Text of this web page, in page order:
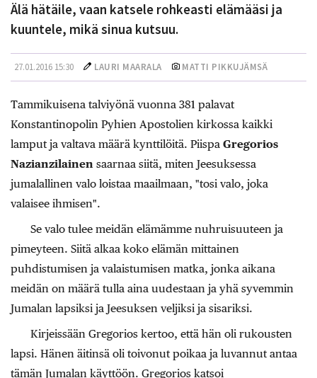
Älä hätäile, vaan katsele rohkeasti elämääsi ja
kuuntele, mikä sinua kutsuu.
27.01.2016 15:30 LAURI MAARALA MATTI PIKKUJÄMSÄ
Tammikuisena talviyönä vuonna 381 palavat
Konstantinopolin Pyhien Apostolien kirkossa kaikki
lamput ja valtava määrä kynttilöitä. Piispa Gregorios
Nazianzilainen saarnaa siitä, miten Jeesuksessa
jumalallinen valo loistaa maailmaan, "tosi valo, joka
valaisee ihmisen".
Se valo tulee meidän elämämme nuhruisuuteen ja
pimeyteen. Siitä alkaa koko elämän mittainen
puhdistumisen ja valaistumisen matka, jonka aikana
meidän on määrä tulla aina uudestaan ja yhä syvemmin
Jumalan lapsiksi ja Jeesuksen veljiksi ja sisariksi.
Kirjeissään Gregorios kertoo, että hän oli rukousten
lapsi. Hänen äitinsä oli toivonut poikaa ja luvannut antaa
tämän Jumalan käyttöön. Gregorios katsoi